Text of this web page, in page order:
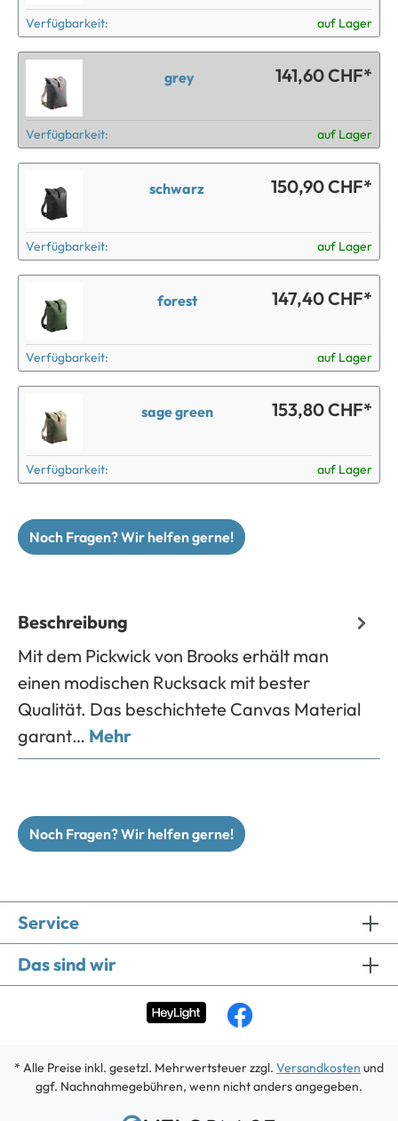
Verfügbarkeit: auf Lager
grey 141,60 CHF*
Verfügbarkeit: auf Lager
schwarz 150,90 CHF*
Verfügbarkeit: auf Lager
forest 147,40 CHF*
Verfügbarkeit: auf Lager
sage green 153,80 CHF*
Verfügbarkeit: auf Lager
Noch Fragen? Wir helfen gerne!
Beschreibung
Mit dem Pickwick von Brooks erhält man
einen modischen Rucksack mit bester
Qualität. Das beschichtete Canvas Material
garant… Mehr
Noch Fragen? Wir helfen gerne!
Service
Das sind wir
* Alle Preise inkl. gesetzl. Mehrwertsteuer zzgl. Versandkosten und
ggf. Nachnahmegebühren, wenn nicht anders angegeben.